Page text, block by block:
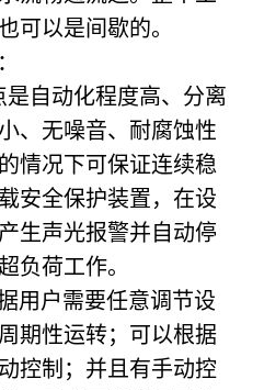
可以是间歇的。
是自动化程度高、分离
、无噪音、耐腐蚀性
情况下可保证连续稳
安全保护装置，在设
生声光报警并自动停
负荷工作。
用户需要任意调节设
期性运转；可以根据
控制；并且有手动控